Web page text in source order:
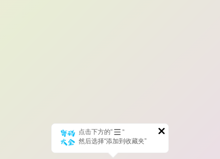
点击下方的“
”
然后选择“添加到收藏夹”